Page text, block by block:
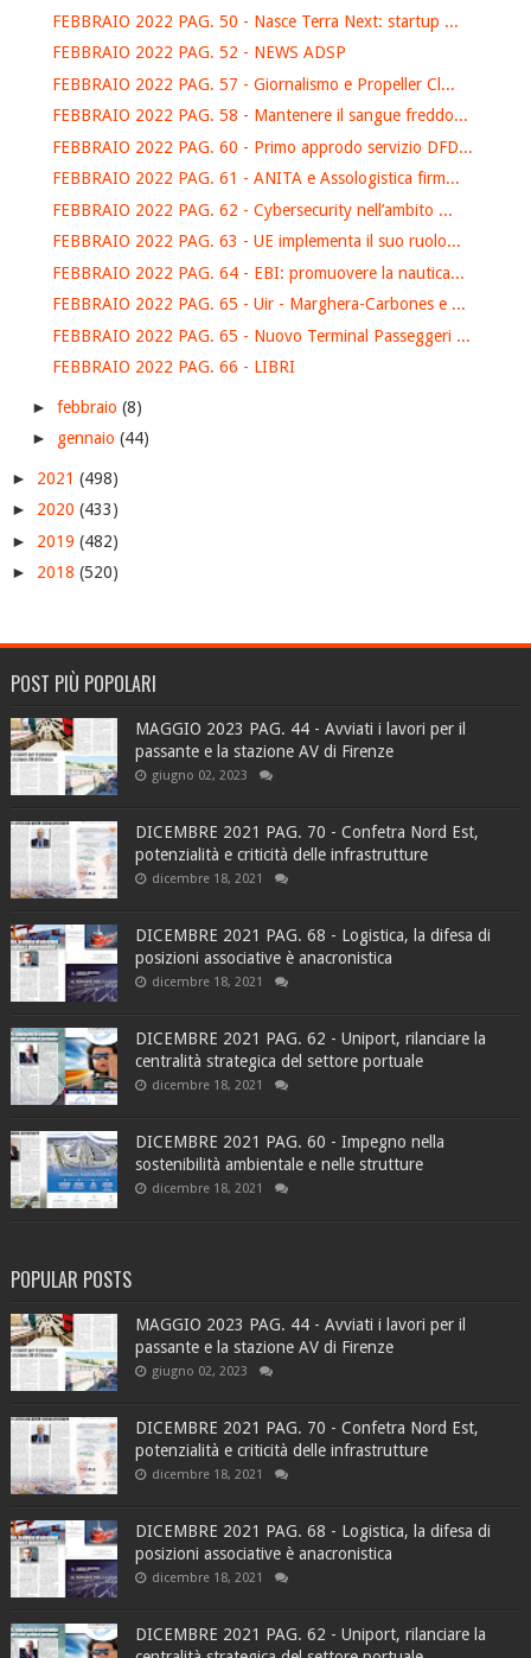
FEBBRAIO 2022 PAG. 50 - Nasce Terra Next: startup ...
FEBBRAIO 2022 PAG. 52 - NEWS ADSP
FEBBRAIO 2022 PAG. 57 - Giornalismo e Propeller Cl...
FEBBRAIO 2022 PAG. 58 - Mantenere il sangue freddo...
FEBBRAIO 2022 PAG. 60 - Primo approdo servizio DFD...
FEBBRAIO 2022 PAG. 61 - ANITA e Assologistica firm...
FEBBRAIO 2022 PAG. 62 - Cybersecurity nell’ambito ...
FEBBRAIO 2022 PAG. 63 - UE implementa il suo ruolo...
FEBBRAIO 2022 PAG. 64 - EBI: promuovere la nautica...
FEBBRAIO 2022 PAG. 65 - Uir - Marghera-Carbones e ...
FEBBRAIO 2022 PAG. 65 - Nuovo Terminal Passeggeri ...
FEBBRAIO 2022 PAG. 66 - LIBRI
► febbraio (8)
► gennaio (44)
► 2021 (498)
► 2020 (433)
► 2019 (482)
► 2018 (520)
POST PIÙ POPOLARI
MAGGIO 2023 PAG. 44 - Avviati i lavori per il
passante e la stazione AV di Firenze
giugno 02, 2023
DICEMBRE 2021 PAG. 70 - Confetra Nord Est,
potenzialità e criticità delle infrastrutture
dicembre 18, 2021
DICEMBRE 2021 PAG. 68 - Logistica, la difesa di
posizioni associative è anacronistica
dicembre 18, 2021
DICEMBRE 2021 PAG. 62 - Uniport, rilanciare la
centralità strategica del settore portuale
dicembre 18, 2021
DICEMBRE 2021 PAG. 60 - Impegno nella
sostenibilità ambientale e nelle strutture
dicembre 18, 2021
POPULAR POSTS
MAGGIO 2023 PAG. 44 - Avviati i lavori per il
passante e la stazione AV di Firenze
giugno 02, 2023
DICEMBRE 2021 PAG. 70 - Confetra Nord Est,
potenzialità e criticità delle infrastrutture
dicembre 18, 2021
DICEMBRE 2021 PAG. 68 - Logistica, la difesa di
posizioni associative è anacronistica
dicembre 18, 2021
DICEMBRE 2021 PAG. 62 - Uniport, rilanciare la